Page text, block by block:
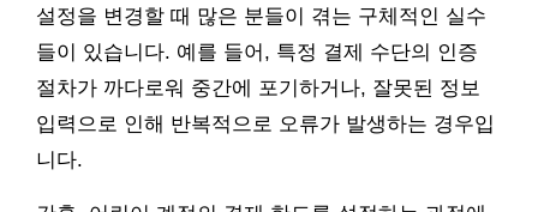
설정을 변경할 때 많은 분들이 겪는 구체적인 실수
들이 있습니다. 예를 들어, 특정 결제 수단의 인증
절차가 까다로워 중간에 포기하거나, 잘못된 정보
입력으로 인해 반복적으로 오류가 발생하는 경우입
니다.